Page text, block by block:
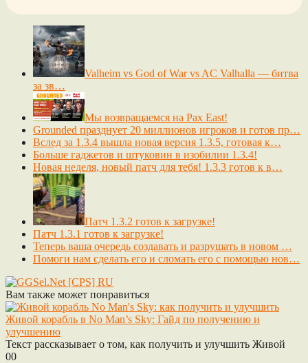
Valheim vs God of War vs AC Valhalla — битва
за зв…
Мы возвращаемся на Pax East!
Grounded празднует 20 миллионов игроков и готов пр…
Вслед за 1.3.4 вышла новая версия 1.3.5, готовая к…
Больше гаджетов и штуковин в изобилии 1.3.4!
Новая неделя, новый патч для тебя! 1.3.3 готов к в…
Патч 1.3.2 готов к загрузке!
Патч 1.3.1 готов к загрузке!
Теперь ваша очередь создавать и разрушать в новом …
Помоги нам сделать его и сломать его с помощью нов…
Вам также может понравиться
Живой корабль в No Man’s Sky: Гайд по получению и
улучшению
Текст рассказывает о том, как получить и улучшить Живой
00